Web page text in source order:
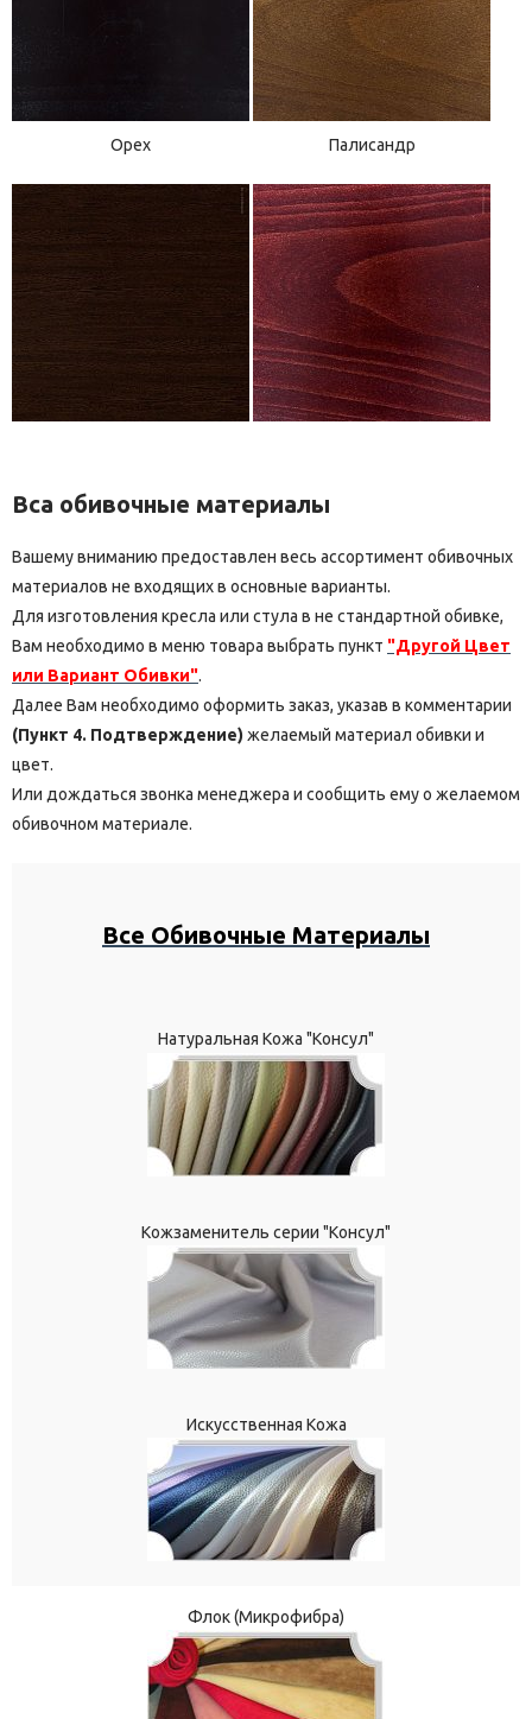
Орех Палисандр
Вса обивочные материалы
Вашему вниманию предоставлен весь ассортимент обивочных
материалов не входящих в основные варианты.
Для изготовления кресла или стула в не стандартной обивке,
Вам необходимо в меню товара выбрать пункт "Другой Цвет
или Вариант Обивки".
Далее Вам необходимо оформить заказ, указав в комментарии
(Пункт 4. Подтверждение) желаемый материал обивки и
цвет.
Или дождаться звонка менеджера и сообщить ему о желаемом
обивочном материале.
Все Обивочные Материалы
Натуральная Кожа "Консул"
Кожзаменитель серии "Консул"
Искусственная Кожа
Флок (Микрофибра)